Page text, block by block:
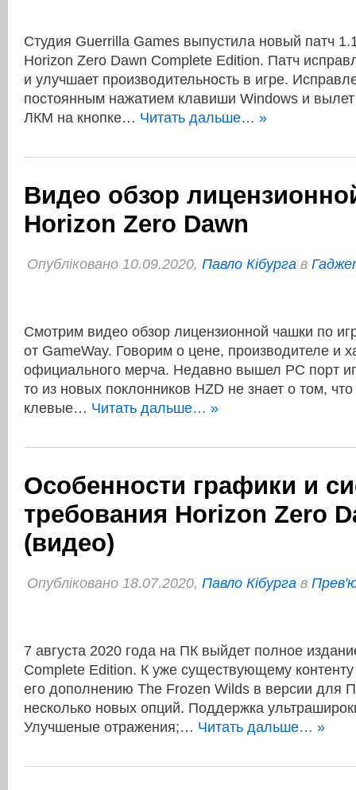
Студия Guerrilla Games выпустила новый патч
Horizon Zero Dawn Complete Edition. Патч
и улучшает производительность в игре.
постоянным нажатием клавиши Windows и вылет
ЛКМ на кнопке… Читать дальше… »
Видео обзор
Horizon Zero Dawn
Опубліковано 10.09.2020, Павло Кібурга в
Смотрим видео обзор лицензионной чашки по
от GameWay. Говорим о цене, производителе и
официального мерча. Недавно вышел PC порт
то из новых поклонников HZD не знает о том,
клевые… Читать дальше… »
Особенности графики и
требования Horizon Zero
(видео)
Опубліковано 18.07.2020, Павло Кібурга в
7 августа 2020 года на ПК выйдет полное
Complete Edition. К уже существующему
его дополнению The Frozen Wilds в версии для
несколько новых опций. Поддержка
Улучшеные отражения;… Читать дальше… »